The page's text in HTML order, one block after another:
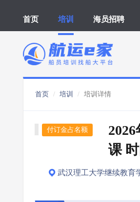
首页 培训 海员招聘
首页 培训 培训详情
付订金占名额
课
武汉理工大学继续教育